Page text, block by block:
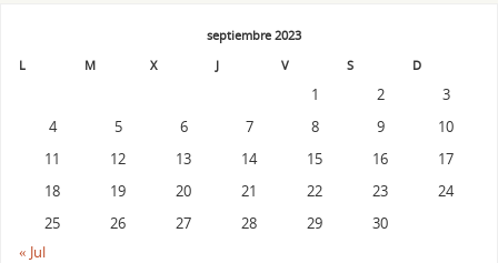
septiembre 2023
L
M X J V S D
1 2
3
4
5 6 7 8 9
10
11
12 13 14 15 16
17
18
19 20 21 22 23
24
25
26 27 28 29
30
« Jul